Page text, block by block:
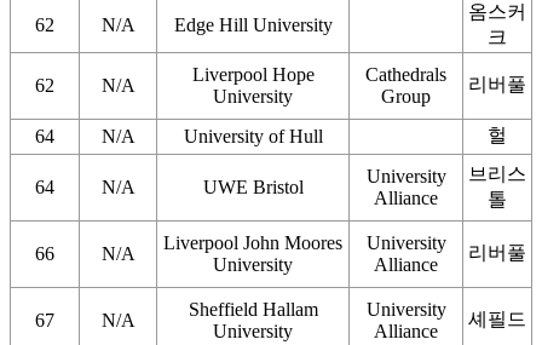
62 N/A Edge Hill University
옴스커
크
62 N/A
Liverpool Hope
University
Cathedrals
Group
리버풀
64 N/A University of Hull 헐
64 N/A UWE Bristol
University
Alliance
브리스
톨
66 N/A
Liverpool John Moores
University
University
Alliance
리버풀
67 N/A
Sheffield Hallam
University
University
Alliance
셰필드